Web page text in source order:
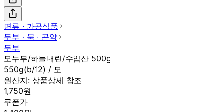
면류 ∙ 가공식품
두부 ∙ 묵 ∙ 곤약
두부
모두부/하늘내린/수입산 500g
550g(b/12) / 모
원산지: 상품상세 참조
1,750원
쿠폰가